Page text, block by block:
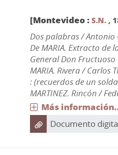
[Montevideo : S.N.,
Dos palabras / Antonio
De MARIA. Extracto de
General Don
MARIA. Rivera / Carlos
: (recuerdos de un
MARTINEZ. Rincón /
Más
Documento